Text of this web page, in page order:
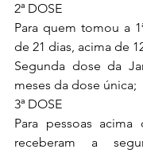
2ª DOSE
Para quem tomou a
de 21 dias, acima de
Segunda dose da
meses da dose única;
3ª DOSE
Para pessoas
receberam a